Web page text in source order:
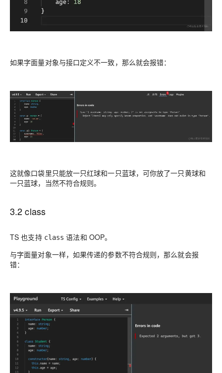
如果字面量对象与接口定义不一致，那么就会报错：
这就像口袋里只能放一只红球和一只蓝球，可你放了一只黄球和
一只蓝球，当然不符合规则。
3.2 class
TS 也支持 class 语法和 OOP。
与字面量对象一样，如果传递的参数不符合规则，那么就会报
错：